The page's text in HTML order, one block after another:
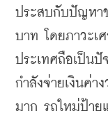
ประสบกับปัญหา
บาท โดยภาวะเ
ประเทศถือเป็น
กำลังจ่ายเงินค่า
มาก รถใหม่ป้าย